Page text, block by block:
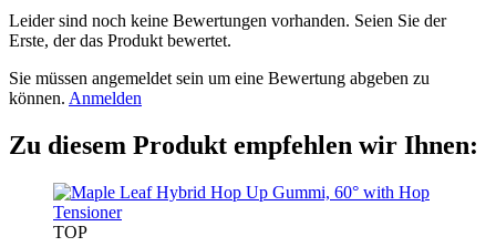
Leider sind noch keine Bewertungen vorhanden. Seien Sie der
Erste, der das Produkt bewertet.
Sie müssen angemeldet sein um eine Bewertung abgeben zu
können. Anmelden
Zu diesem Produkt empfehlen wir Ihnen:
TOP